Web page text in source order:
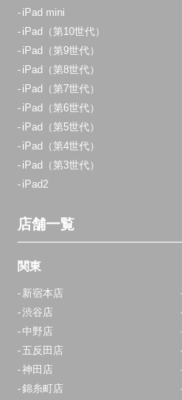
iPad mini
iPad（第10世代）
iPad（第9世代）
iPad（第8世代）
iPad（第7世代）
iPad（第6世代）
iPad（第5世代）
iPad（第4世代）
iPad（第3世代）
iPad2
店舗一覧
関東
新宿本店
渋谷店
中野店
五反田店
神田店
錦糸町店